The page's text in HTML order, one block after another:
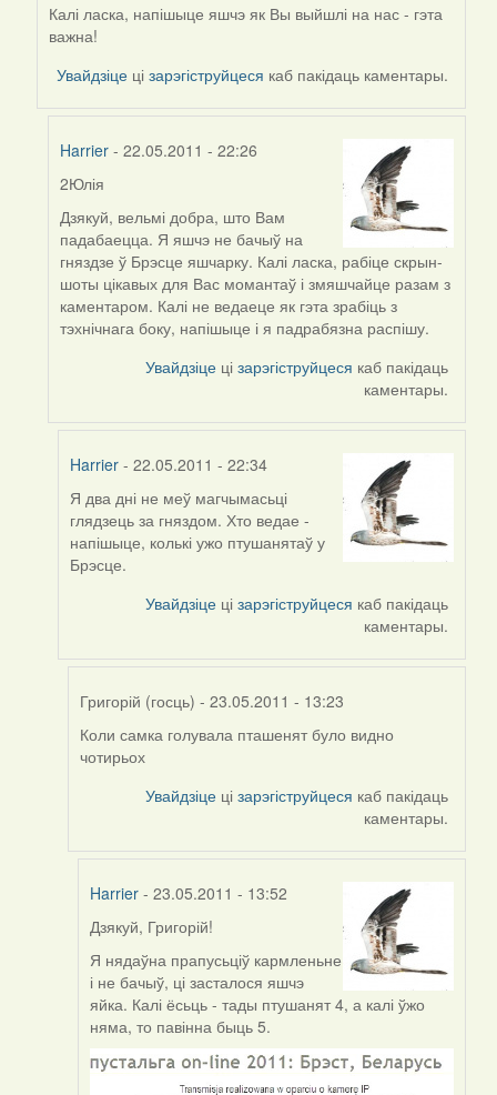
Калі ласка, напішыце яшчэ як Вы выйшлі на нас - гэта
важна!
Увайдзіце цізарэгіструйцеся каб пакідаць каментары.
Harrier- 22.05.2011 - 22:26
In
reply
to
by
Harrier
2Юлія
Дзякуй, вельмі добра, што Вам
падабаецца. Я яшчэ не бачыў на
гняздзе ў Брэсце яшчарку. Калі ласка, рабіце скрын-
шоты цікавых для Вас момантаў і змяшчайце разам з
каментаром. Калі не ведаеце як гэта зрабіць з
тэхнічнага боку, напішыце і я падрабязна распішу.
Увайдзіце цізарэгіструйцеся каб пакідаць
каментары.
Harrier - 22.05.2011 - 22:34
In
reply
to
by
Я два дні не меў магчымасьці
глядзець за гняздом. Хто ведае -
напішыце, колькі ужо птушанятаў у
Брэсце.
Увайдзіце цізарэгіструйцеся каб пакідаць
каментары.
Григорій (госць) - 23.05.2011 - 13:23
In
reply
Коли самка голувала пташенят було видно
чотирьох
Увайдзіце цізарэгіструйцеся каб пакідаць
каментары.
Harrier - 23.05.2011 - 13:52
In
reply
to
by
Григорій
(госць)
Дзякуй, Григорій!
Я нядаўна прапусьціў кармленьне
і не бачыў, ці засталося яшчэ
яйка. Калі ёсьць - тады птушанят 4, а калі ўжо
няма, то павінна быць 5.